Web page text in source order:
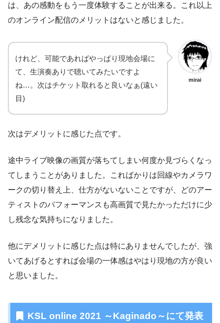
は、あの感動をもう一度体験することが出来る。これ以上
のオンライン配信のメリットはないと感じました。
mirai
けれど、可能であればやっぱり現地会場に
て、生演奏ありで聴いてみたいですよ
ね…。次はチケット取れると良いなぁ(遠い
目)
次はデメリットに感じた点です。
途中ライブ映像の画質が落ちてしまい何度か見づらくなっ
てしまうことがありました。こればかりは回線やカメラワ
ークの切り替え上、仕方がないないことですが、どのアー
ティストのパフォーマンスも高画質で見たかっただけに少
し残念な気持ちになりました。
他にデメリットに感じた点は特にありませんでしたが、強
いてあげるとすれば会場の一体感はやはり現地の方が良い
と思いました。
KSL online 2021 ～Kaginado～にて発表